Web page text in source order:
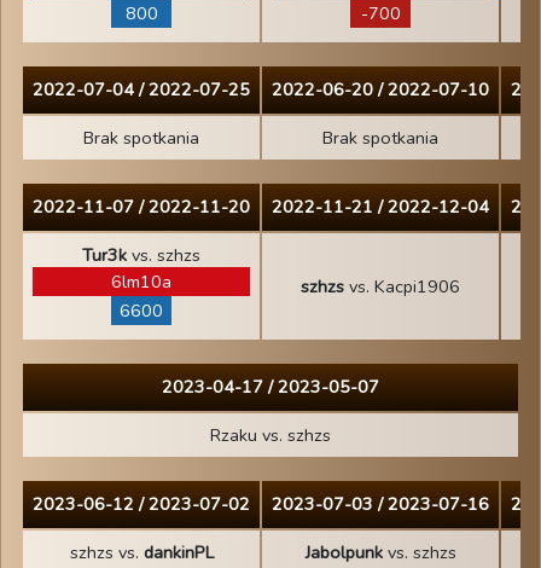
800
-700
2022-07-04 / 2022-07-25 2022-06-20 / 2022-07-10
Brak spotkania
Brak spotkania
2022-11-07 / 2022-11-20 2022-11-21 / 2022-12-04
Tur3k vs. szhzs
6lm10a
6600
szhzs vs. Kacpi1906
2023-04-17 / 2023-05-07
Rzaku vs. szhzs
2023-06-12 / 2023-07-02 2023-07-03 / 2023-07-16
szhzs vs. dankinPL Jabolpunkvs. szhzs